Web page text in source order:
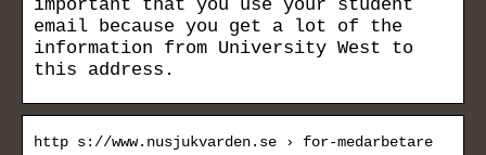
important that you use your student
email because you get a lot of the
information from University West to
this address.
http s://www.nusjukvarden.se › for-medarbetare